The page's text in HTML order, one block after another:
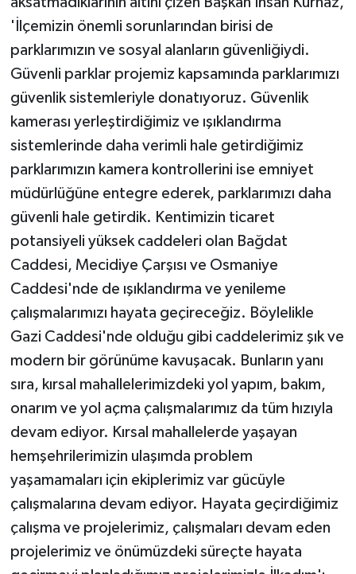
'İlçemizin önemli sorunlarından birisi de
parklarımızın ve sosyal alanların güvenliğiydi.
Güvenli parklar projemiz kapsamında parklarımızı
güvenlik sistemleriyle donatıyoruz. Güvenlik
kamerası yerleştirdiğimiz ve ışıklandırma
sistemlerinde daha verimli hale getirdiğimiz
parklarımızın kamera kontrollerini ise emniyet
müdürlüğüne entegre ederek, parklarımızı daha
güvenli hale getirdik. Kentimizin ticaret
potansiyeli yüksek caddeleri olan Bağdat
Caddesi, Mecidiye Çarşısı ve Osmaniye
Caddesi'nde de ışıklandırma ve yenileme
çalışmalarımızı hayata geçireceğiz. Böylelikle
Gazi Caddesi'nde olduğu gibi caddelerimiz şık ve
modern bir görünüme kavuşacak. Bunların yanı
sıra, kırsal mahallelerimizdeki yol yapım, bakım,
onarım ve yol açma çalışmalarımız da tüm hızıyla
devam ediyor. Kırsal mahallelerde yaşayan
hemşehrilerimizin ulaşımda problem
yaşamamaları için ekiplerimiz var gücüyle
çalışmalarına devam ediyor. Hayata geçirdiğimiz
çalışma ve projelerimiz, çalışmaları devam eden
projelerimiz ve önümüzdeki süreçte hayata